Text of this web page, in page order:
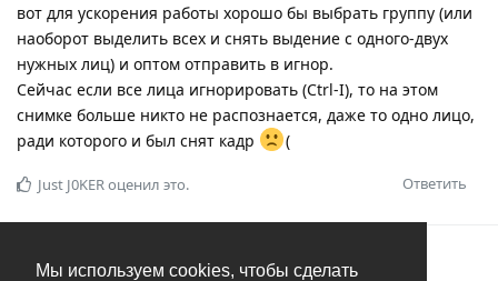
Мы используем cookies, чтобы сделать
вот для ускорения работы хорошо бы выбрать группу (или
наоборот выделить всех и снять выдение с одного-двух
нужных лиц) и оптом отправить в игнор.
Сейчас если все лица игнорировать (Ctrl-I), то на этом
снимке больше никто не распознается, даже то одно лицо,
ради которого и был снят кадр
(
Ответить
Just J0KERоценил это.
Sergej DAGDA 21 апр 2024